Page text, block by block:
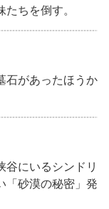
ちを倒す。
石があったほうか
にいるシンドリ
「砂漠の秘密」発